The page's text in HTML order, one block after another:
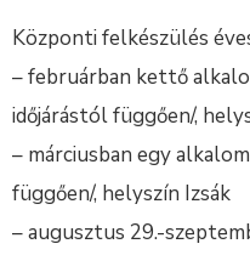
Központi felkészülés
– februárban kettő
időjárástól függően/,
– márciusban egy
függően/, helyszín Izsák
– augusztus 29.-